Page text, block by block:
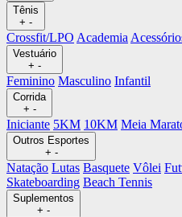
Tênis
+ -
Crossfit/LPO Academia
Vestuário
+ -
Feminino Masculino Infantil
Corrida
+ -
Iniciante 5KM 10KM Meia
Outros Esportes
+ -
Natação Lutas Basquete Vôlei
Skateboarding Beach Tennis
Suplementos
+ -